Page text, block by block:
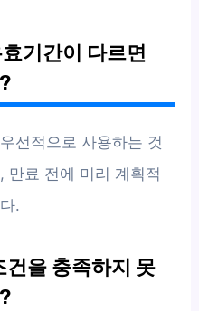
기간이 다르면
선적으로 사용하는 것
만료 전에 미리 계획적
.
건을 충족하지 못